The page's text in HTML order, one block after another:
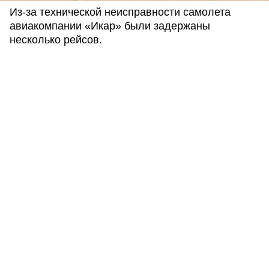
Из-за технической неисправности самолета
авиакомпании «Икар» были задержаны
несколько рейсов.